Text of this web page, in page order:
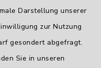
Darstellung unserer
zur Nutzung
gesondert abgefragt.
Sie in unseren